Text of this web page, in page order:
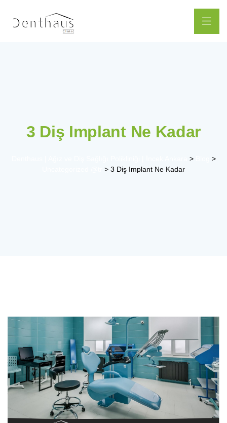
3 Diş Implant Ne Kadar
>
>
> 3 Diş Implant Ne Kadar